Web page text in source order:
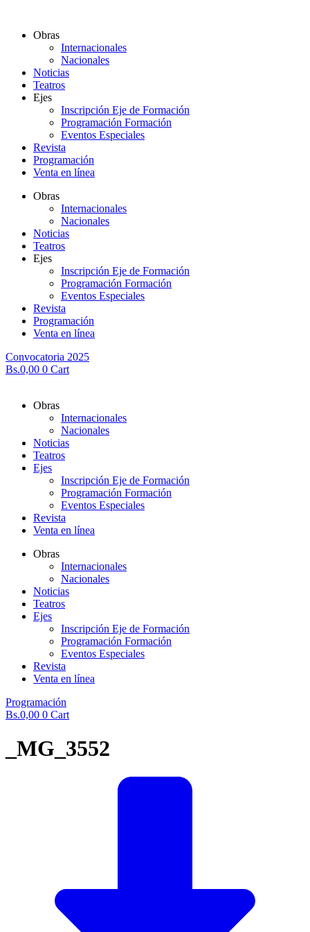
contenidoObras
Internacionales
Nacionales
Noticias
Teatros
Ejes
Inscripción Eje de Formación
Programación Formación
Eventos Especiales
Revista
Programación
Venta en línea
Obras
Internacionales
Nacionales
Noticias
Teatros
Ejes
Inscripción Eje de Formación
Programación Formación
Eventos Especiales
Revista
Programación
Venta en línea
Convocatoria 2025
Bs.0,00 0 Cart
Obras
Internacionales
Nacionales
Noticias
Teatros
Ejes
Inscripción Eje de Formación
Programación Formación
Eventos Especiales
Revista
Venta en línea
Obras
Internacionales
Nacionales
Noticias
Teatros
Ejes
Inscripción Eje de Formación
Programación Formación
Eventos Especiales
Revista
Venta en línea
Programación
Bs.0,00 0 Cart
_MG_3552